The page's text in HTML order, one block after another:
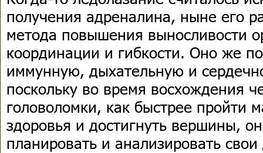
получения адреналина, ныне его
метода повышения выносливости
координации и гибкости. Оно же
иммунную, дыхательную и
поскольку во время восхождения
головоломки, как быстрее пройти
здоровья и достигнуть вершины,
планировать и анализировать